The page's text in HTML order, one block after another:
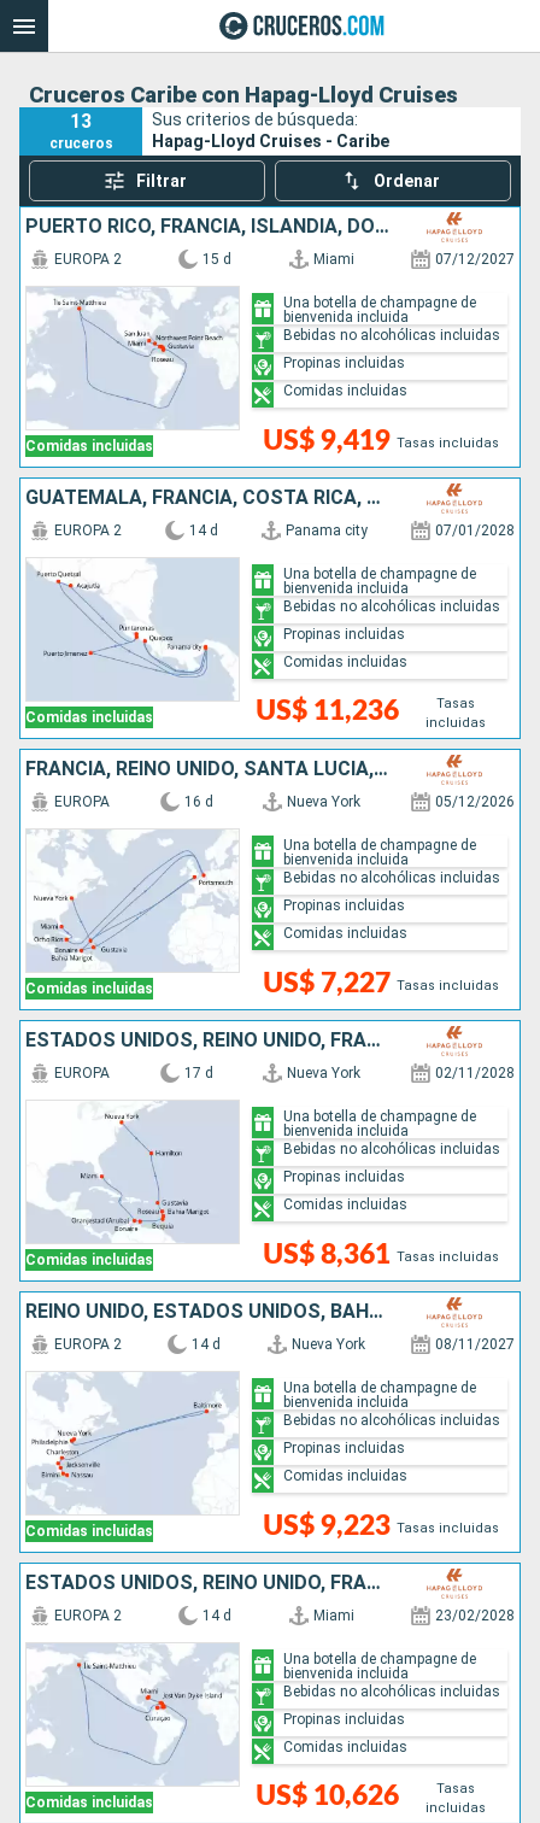
Cruceros Caribe con Hapag-Lloyd Cruises
13
cruceros
Sus criterios de búsqueda:
Hapag-Lloyd Cruises - Caribe
Filtrar Ordenar
PUERTO RICO, FRANCIA, ISLANDIA, DOMINICA, SANTA LUCIA, REINO UNIDO, ESTADOS UNIDOS
Comidas incluidas
EUROPA 2 15 d Miami 07/12/2027
US$ 9,419 Tasas incluidas
Una botella de champagne de
bienvenida incluida
Bebidas no alcohólicas incluidas
Propinas incluidas
Comidas incluidas
GUATEMALA, FRANCIA, COSTA RICA, PANAMÁ
Comidas incluidas
EUROPA 2 14 d Panama city 07/01/2028
US$ 11,236
Tasas
incluidas
Una botella de champagne de
bienvenida incluida
Bebidas no alcohólicas incluidas
Propinas incluidas
Comidas incluidas
FRANCIA, REINO UNIDO, SANTA LUCIA, PAISES BAJOS, JAMAICA, ESTADOS UNIDOS
Comidas incluidas
EUROPA 16 d Nueva York 05/12/2026
US$ 7,227 Tasas incluidas
Una botella de champagne de
bienvenida incluida
Bebidas no alcohólicas incluidas
Propinas incluidas
Comidas incluidas
ESTADOS UNIDOS, REINO UNIDO, FRANCIA, DOMINICA, SANTA LUCIA, SAN VINCENT Y LAS GRANADINAS, ARUBA
Comidas incluidas
EUROPA 17 d Nueva York 02/11/2028
US$ 8,361 Tasas incluidas
Una botella de champagne de
bienvenida incluida
Bebidas no alcohólicas incluidas
Propinas incluidas
Comidas incluidas
REINO UNIDO, ESTADOS UNIDOS, BAHAMAS
Comidas incluidas
EUROPA 2 14 d Nueva York 08/11/2027
US$ 9,223 Tasas incluidas
Una botella de champagne de
bienvenida incluida
Bebidas no alcohólicas incluidas
Propinas incluidas
Comidas incluidas
ESTADOS UNIDOS, REINO UNIDO, FRANCIA, ISLANDIA, SANTA LUCIA, BARBADOS, SAN VINCENT Y LAS GRANADINAS
Comidas incluidas
EUROPA 2 14 d Miami 23/02/2028
US$ 10,626
Tasas
incluidas
Una botella de champagne de
bienvenida incluida
Bebidas no alcohólicas incluidas
Propinas incluidas
Comidas incluidas